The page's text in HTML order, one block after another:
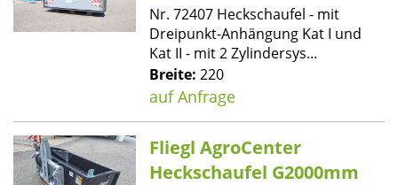
Nr. 72407 Heckschaufel - mit
Dreipunkt-Anhängung Kat I und
Kat II - mit 2 Zylindersys...
Breite: 220
auf Anfrage
Fliegl AgroCenter
Heckschaufel G2000mm